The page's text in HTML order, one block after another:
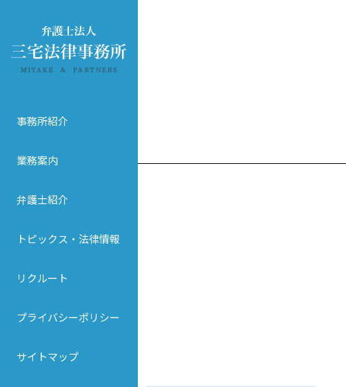
事務所紹介
業務案内
弁護士紹介
トピックス・法律情報
リクルート
プライバシーポリシー
サイトマップ